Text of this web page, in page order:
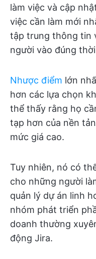
làm việc và cập
việc cần làm mới
tập trung thông tin
người vào đúng
Nhược điểm lớn
hơn các lựa chọn
thể thấy rằng họ
tạp hơn của nền
mức giá cao.
Tuy nhiên, nó có
cho những người
quản lý dự án linh
nhóm phát triển
doanh thường
động Jira.